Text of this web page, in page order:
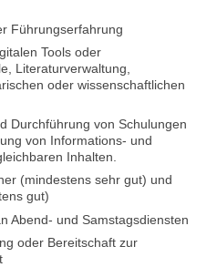
Führungserfahrung
Tools oder
Literaturverwaltung,
oder wissenschaftlichen
Durchführung von Schulungen
von Informations- und
Inhalten.
(mindestens sehr gut) und
gut)
Abend- und Samstagsdiensten
oder Bereitschaft zur